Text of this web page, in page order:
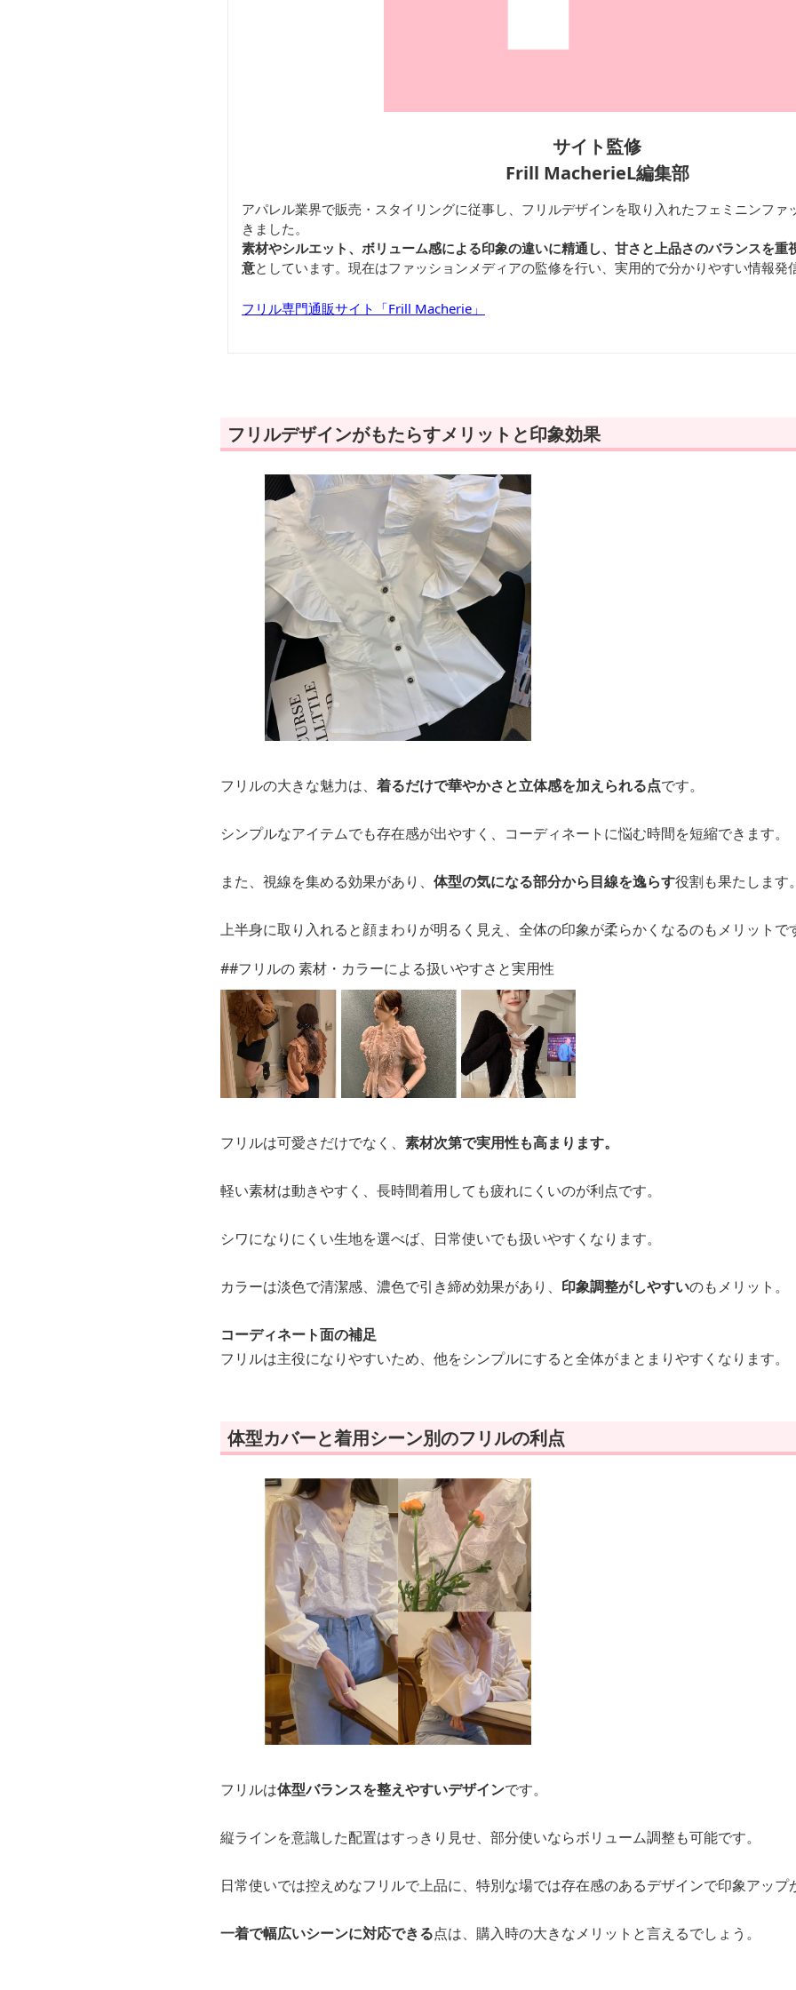
サイト監修
Frill MacherieL編集部
アパレル業界で販売・スタイリングに従事し、フリルデザインを取り入れたフェミニンファ
きました。
素材やシルエット、ボリューム感による印象の違いに精通し、甘さと上品さのバランスを重
意としています。現在はファッションメディアの監修を行い、実用的で分かりやすい情報発
フリル専門通販サイト「Frill Macherie」
フリルデザインがもたらすメリットと印象効果
フリルの大きな魅力は、 着るだけで華やかさと立体感を加えられる点です。
シンプルなアイテムでも存在感が出やすく、コーディネートに悩む時間を短縮できます。
また、視線を集める効果があり、 体型の気になる部分から目線を逸らす役割も果たします
上半身に取り入れると顔まわりが明るく見え、全体の印象が柔らかくなるのもメリットで
##フリルの 素材・カラーによる扱いやすさと実用性
フリルは可愛さだけでなく、 素材次第で実用性も高まります。
軽い素材は動きやすく、長時間着用しても疲れにくいのが利点です。
シワになりにくい生地を選べば、日常使いでも扱いやすくなります。
カラーは淡色で清潔感、濃色で引き締め効果があり、 印象調整がしやすいのもメリット。
コーディネート面の補足
フリルは主役になりやすいため、他をシンプルにすると全体がまとまりやすくなります。
体型カバーと着用シーン別のフリルの利点
フリルは体型バランスを整えやすいデザインです。
縦ラインを意識した配置はすっきり見せ、部分使いならボリューム調整も可能です。
日常使いでは控えめなフリルで上品に、特別な場では存在感のあるデザインで印象アップ
一着で幅広いシーンに対応できる点は、購入時の大きなメリットと言えるでしょう。